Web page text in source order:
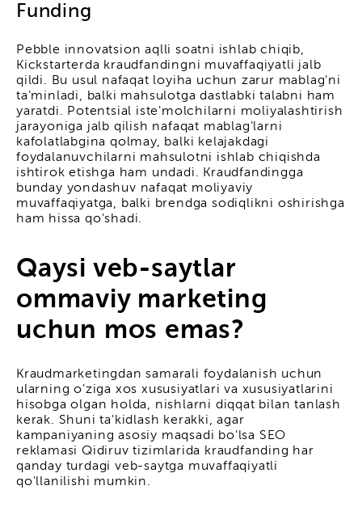
Funding
Pebble innovatsion aqlli soatni ishlab chiqib,
Kickstarterda kraudfandingni muvaffaqiyatli jalb
qildi. Bu usul nafaqat loyiha uchun zarur mablag'ni
ta'minladi, balki mahsulotga dastlabki talabni ham
yaratdi. Potentsial iste'molchilarni moliyalashtirish
jarayoniga jalb qilish nafaqat mablag'larni
kafolatlabgina qolmay, balki kelajakdagi
foydalanuvchilarni mahsulotni ishlab chiqishda
ishtirok etishga ham undadi. Kraudfandingga
bunday yondashuv nafaqat moliyaviy
muvaffaqiyatga, balki brendga sodiqlikni oshirishga
ham hissa qo'shadi.
Qaysi veb-saytlar
ommaviy marketing
uchun mos emas?
Kraudmarketingdan samarali foydalanish uchun
ularning o'ziga xos xususiyatlari va xususiyatlarini
hisobga olgan holda, nishlarni diqqat bilan tanlash
kerak. Shuni ta'kidlash kerakki, agar
kampaniyaning asosiy maqsadi bo'lsa SEO
reklamasi Qidiruv tizimlarida kraudfanding har
qanday turdagi veb-saytga muvaffaqiyatli
qo'llanilishi mumkin.